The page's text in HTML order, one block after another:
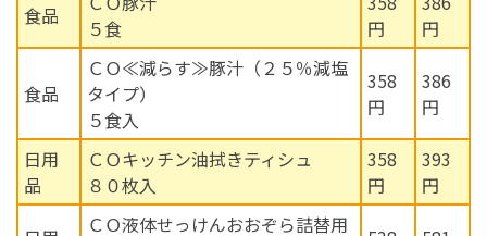
食品
５食
円
円
食品
ＣＯ≪減らす≫豚汁（２５％減塩
タイプ）
５食入
358
円
386
円
日用
品
ＣＯキッチン油拭きティシュ
８０枚入
358
円
393
円
ＣＯ液体せっけんおおぞら詰替用